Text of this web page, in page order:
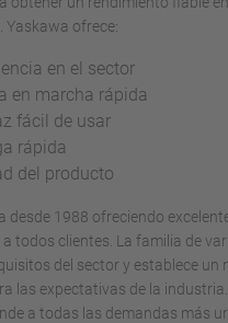
Yaskawa ofrece:
en el sector
en marcha rápida
fácil de usar
rápida
del producto
desde 1988 ofreciendo
todos clientes. La familia de
del sector y establece un
las expectativas de la industria.
a todas las demandas más